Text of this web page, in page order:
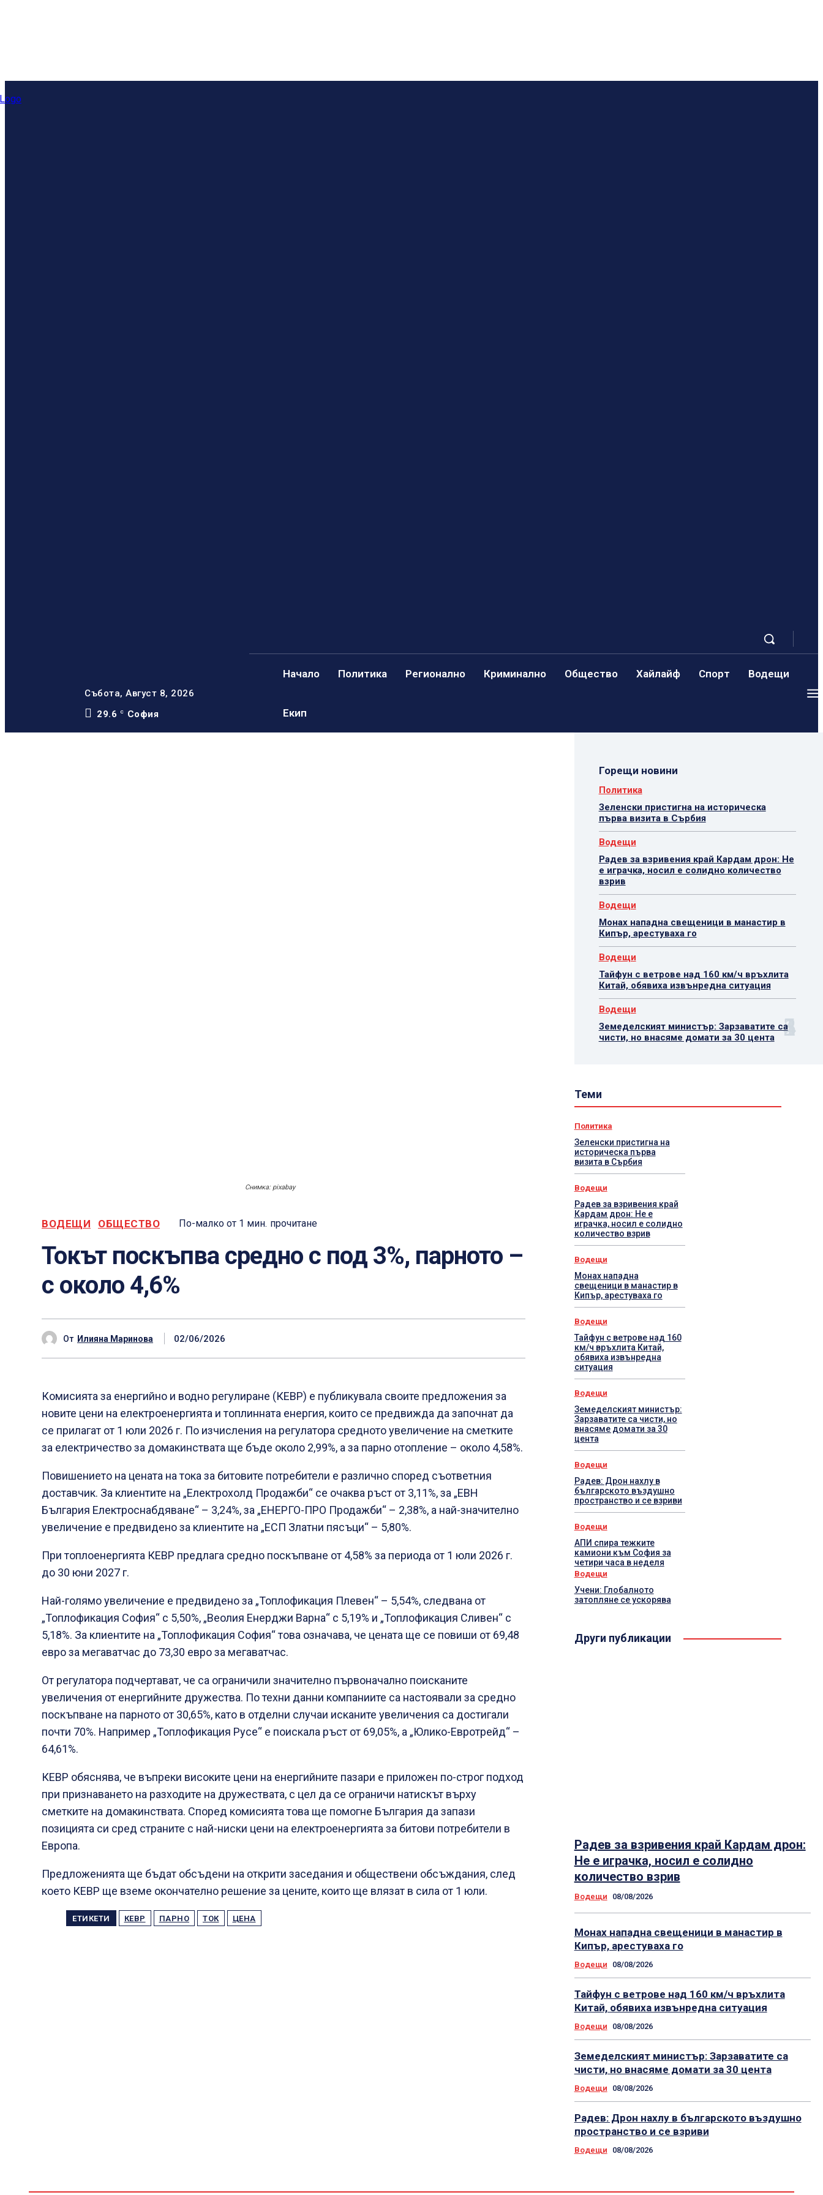
Събота, Август 8, 2026
29.6
C София
Начало Политика Регионално Криминално Общество Хайлайф Спорт Водещи
Екип
Снимка: pixabay
ВОДЕЩИ ОБЩЕСТВО По-малко от 1 мин. прочитане
Токът поскъпва средно с под 3%, парното –
с около 4,6%
От Илияна Маринова 02/06/2026
Комисията за енергийно и водно регулиране (КЕВР) е публикувала своите предложения за
новите цени на електроенергията и топлинната енергия, които се предвижда да започнат да
се прилагат от 1 юли 2026 г. По изчисления на регулатора средното увеличение на сметките
за електричество за домакинствата ще бъде около 2,99%, а за парно отопление – около 4,58%.
Повишението на цената на тока за битовите потребители е различно според съответния
доставчик. За клиентите на „Електрохолд Продажби“ се очаква ръст от 3,11%, за „ЕВН
България Електроснабдяване“ – 3,24%, за „ЕНЕРГО-ПРО Продажби“ – 2,38%, а най-значително
увеличение е предвидено за клиентите на „ЕСП Златни пясъци“ – 5,80%.
При топлоенергията КЕВР предлага средно поскъпване от 4,58% за периода от 1 юли 2026 г.
до 30 юни 2027 г.
Най-голямо увеличение е предвидено за „Топлофикация Плевен“ – 5,54%, следвана от
„Топлофикация София“ с 5,50%, „Веолия Енерджи Варна“ с 5,19% и „Топлофикация Сливен“ с
5,18%. За клиентите на „Топлофикация София“ това означава, че цената ще се повиши от 69,48
евро за мегаватчас до 73,30 евро за мегаватчас.
От регулатора подчертават, че са ограничили значително първоначално поисканите
увеличения от енергийните дружества. По техни данни компаниите са настоявали за средно
поскъпване на парното от 30,65%, като в отделни случаи исканите увеличения са достигали
почти 70%. Например „Топлофикация Русе“ е поискала ръст от 69,05%, а „Юлико-Евротрейд“ –
64,61%.
КЕВР обяснява, че въпреки високите цени на енергийните пазари е приложен по-строг подход
при признаването на разходите на дружествата, с цел да се ограничи натискът върху
сметките на домакинствата. Според комисията това ще помогне България да запази
позицията си сред страните с най-ниски цени на електроенергията за битови потребители в
Европа.
Предложенията ще бъдат обсъдени на открити заседания и обществени обсъждания, след
което КЕВР ще вземе окончателно решение за цените, които ще влязат в сила от 1 юли.
ЕТИКЕТИ КЕВР ПАРНО ТОК ЦЕНА
Горещи новини
Политика
Зеленски пристигна на историческа
първа визита в Сърбия
Водещи
Радев за взривения край Кардам дрон: Не
е играчка, носил е солидно количество
взрив
Водещи
Монах нападна свещеници в манастир в
Кипър, арестуваха го
Водещи
Тайфун с ветрове над 160 км/ч връхлита
Китай, обявиха извънредна ситуация
Водещи
Земеделският министър: Зарзаватите са
чисти, но внасяме домати за 30 цента
Теми
Политика
Зеленски пристигна на
историческа първа
визита в Сърбия
Водещи
Радев за взривения край
Кардам дрон: Не е
играчка, носил е солидно
количество взрив
Водещи
Монах нападна
свещеници в манастир в
Кипър, арестуваха го
Водещи
Тайфун с ветрове над 160
км/ч връхлита Китай,
обявиха извънредна
ситуация
Водещи
Земеделският министър:
Зарзаватите са чисти, но
внасяме домати за 30
цента
Водещи
Радев: Дрон нахлу в
българското въздушно
пространство и се взриви
Водещи
АПИ спира тежките
камиони към София за
четири часа в неделя
Водещи
Учени: Глобалното
затопляне се ускорява
Други публикации
Радев за взривения край Кардам дрон:
Не е играчка, носил е солидно
количество взрив
Водещи 08/08/2026
Монах нападна свещеници в манастир в
Кипър, арестуваха го
Водещи 08/08/2026
Тайфун с ветрове над 160 км/ч връхлита
Китай, обявиха извънредна ситуация
Водещи 08/08/2026
Земеделският министър: Зарзаватите са
чисти, но внасяме домати за 30 цента
Водещи 08/08/2026
Радев: Дрон нахлу в българското въздушно
пространство и се взриви
Водещи 08/08/2026